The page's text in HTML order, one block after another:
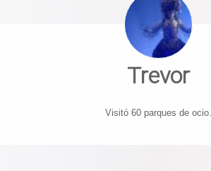
Trevor
Visitó 60 parques de ocio.